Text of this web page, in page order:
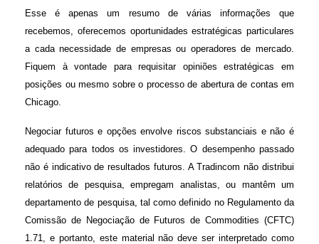
Esse é apenas um resumo de várias informações que
recebemos, oferecemos oportunidades estratégicas particulares
a cada necessidade de empresas ou operadores de mercado.
Fiquem à vontade para requisitar opiniões estratégicas em
posições ou mesmo sobre o processo de abertura de contas em
Chicago.
Negociar futuros e opções envolve riscos substanciais e não é
adequado para todos os investidores. O desempenho passado
não é indicativo de resultados futuros. A Tradincom não distribui
relatórios de pesquisa, empregam analistas, ou mantêm um
departamento de pesquisa, tal como definido no Regulamento da
Comissão de Negociação de Futuros de Commodities (CFTC)
1.71, e portanto, este material não deve ser interpretado como